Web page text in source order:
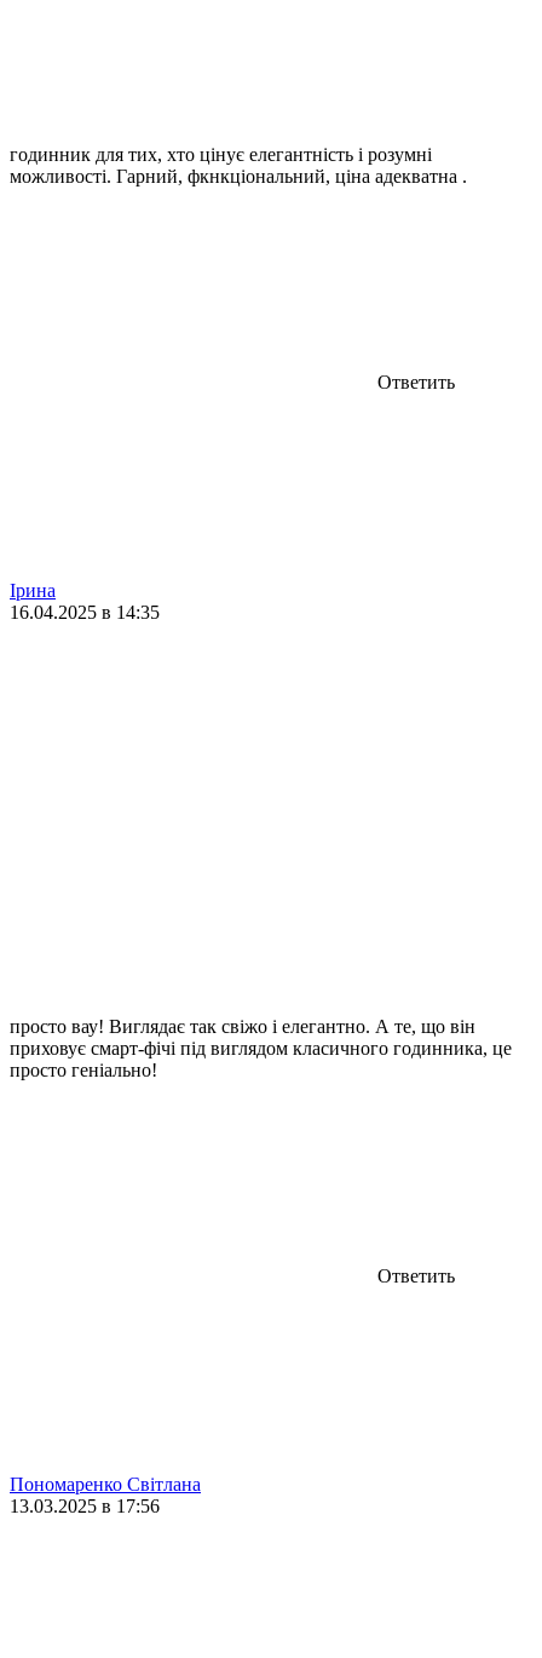
годинник для тих, хто цінує елегантність і розумні
можливості. Гарний, фкнкціональний, ціна адекватна .
Ответить
Ірина
16.04.2025 в 14:35
просто вау! Виглядає так свіжо і елегантно. А те, що він
приховує смарт-фічі під виглядом класичного годинника, це
просто геніально!
Ответить
Пономаренко Світлана
13.03.2025 в 17:56